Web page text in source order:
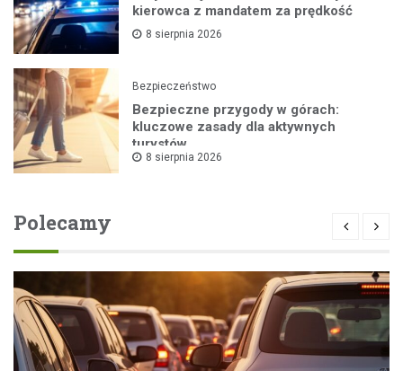
kierowca z mandatem za prędkość
8 sierpnia 2026
Bezpieczeństwo
Bezpieczne przygody w górach:
kluczowe zasady dla aktywnych
turystów
8 sierpnia 2026
Polecamy